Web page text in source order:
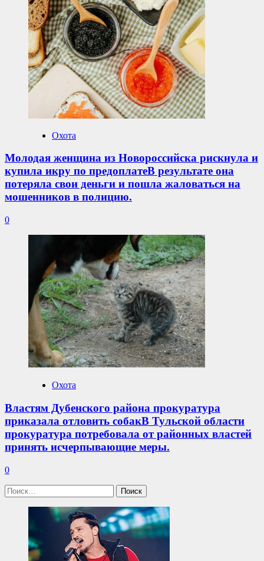
Охота
Молодая женщина из Новороссийска рискнула и
купила икру по предоплатеВ результате она
потеряла свои деньги и пошла жаловаться на
мошенников в полицию.
0
Охота
Властям Дубенского района прокуратура
приказала отловить собакВ Тульской области
прокуратура потребовала от районных властей
принять исчерпывающие меры.
0
Найти: